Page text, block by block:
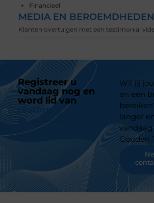
Financieel
MEDIA EN BEROEMDHEDEN
Klanten overtuigen met een testimonial
Registreer u
vandaag nog en
word lid van
platform
Wil jij
en een
langer
Gouden